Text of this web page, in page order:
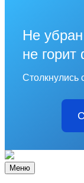
Не
не
Столкнулись
Меню